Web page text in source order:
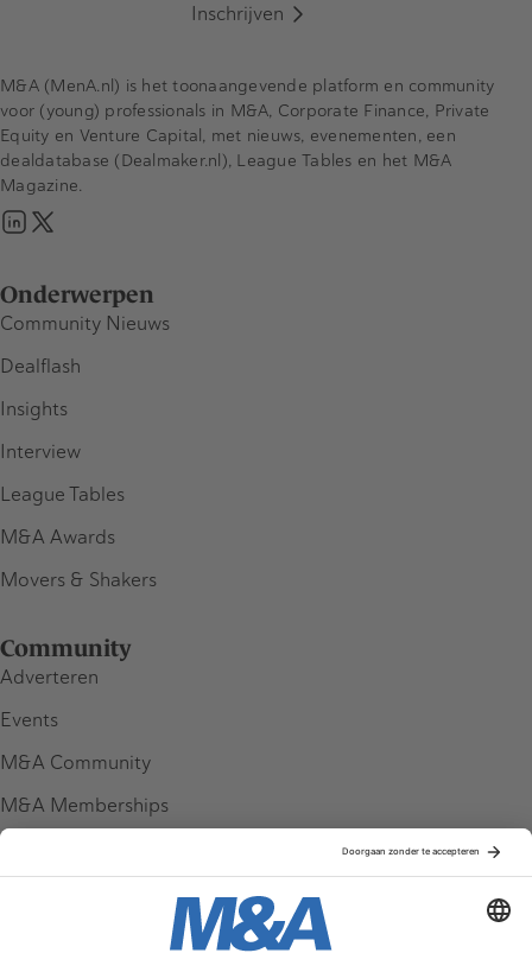
Inschrijven
Onderwerpen
Community Nieuws
Dealflash
Insights
Interview
League Tables
M&A Awards
Movers & Shakers
Community
Adverteren
Events
M&A Community
M&A Memberships
M&A (MenA.nl) is het toonaangevende platform en community
voor (young) professionals in M&A, Corporate Finance, Private
Equity en Venture Capital, met nieuws, evenementen, een
dealdatabase (Dealmaker.nl), League Tables en het M&A
Magazine.